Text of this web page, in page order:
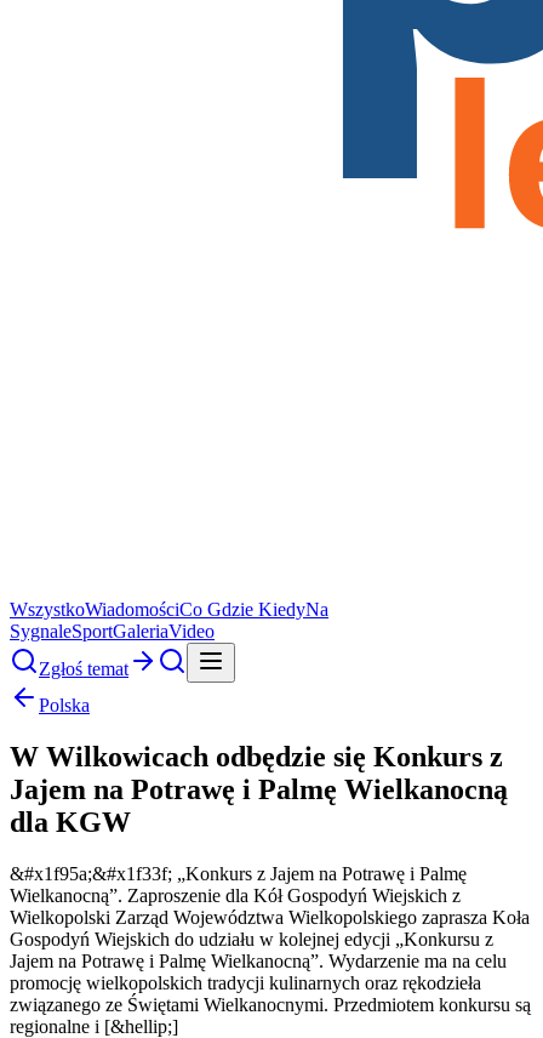
WszystkoWiadomościCo Gdzie KiedyNa
SygnaleSportGaleriaVideo
Zgłoś temat
Polska
W Wilkowicach odbędzie się Konkurs z
Jajem na Potrawę i Palmę Wielkanocną
dla KGW
&#x1f95a;&#x1f33f; „Konkurs z Jajem na Potrawę i Palmę
Wielkanocną”. Zaproszenie dla Kół Gospodyń Wiejskich z
Wielkopolski Zarząd Województwa Wielkopolskiego zaprasza Koła
Gospodyń Wiejskich do udziału w kolejnej edycji „Konkursu z
Jajem na Potrawę i Palmę Wielkanocną”. Wydarzenie ma na celu
promocję wielkopolskich tradycji kulinarnych oraz rękodzieła
związanego ze Świętami Wielkanocnymi. Przedmiotem konkursu są
regionalne i [&hellip;]